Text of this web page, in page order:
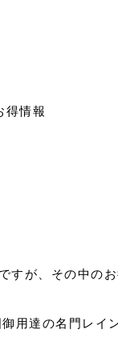
得情報
すが、その中のお
用達の名門レイ